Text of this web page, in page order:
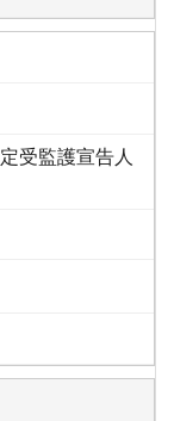
受監護宣告人